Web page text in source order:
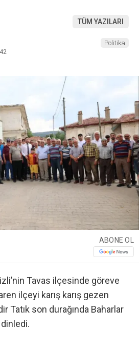
TÜM YAZILARI
Politika
ABONE OL
Tavas ilçesinde göreve
ilçeyi karış karış gezen
Tatık son durağında Baharlar